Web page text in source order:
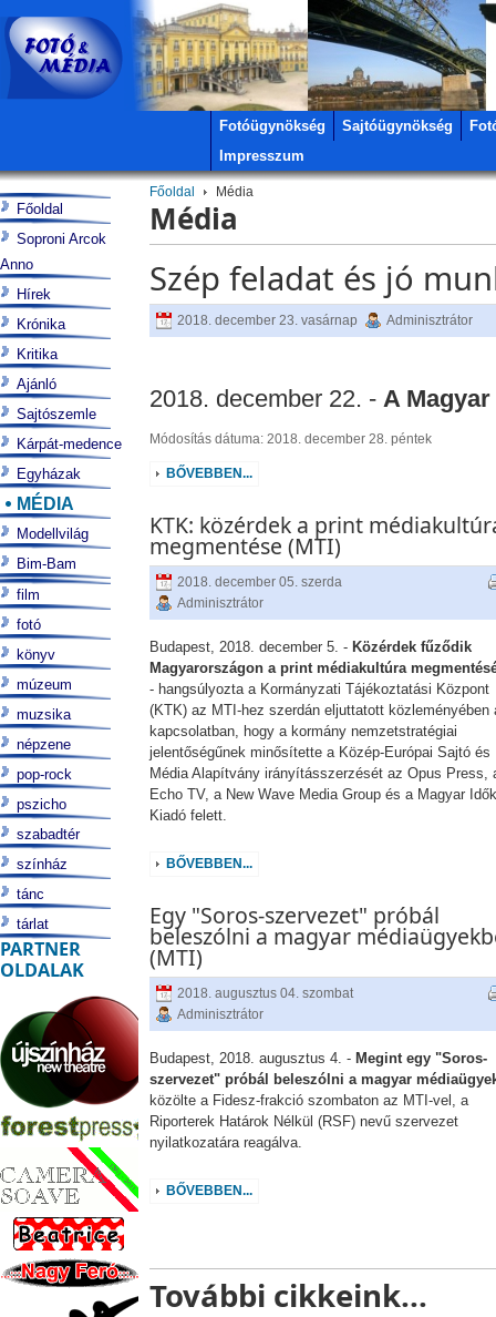
Fotóügynökség Sajtóügynökség
Impresszum
Főoldal Média
Média
Szép feladat és jó
2018. december 23. vasárnap Adminisztrátor
2018. december 22. - A
Módosítás dátuma: 2018. december 28. péntek
BŐVEBBEN...
KTK: közérdek a print
megmentése (MTI)
2018. december 05. szerda
Adminisztrátor
Budapest, 2018. december 5. - Közérdek fűződik
Magyarországon a print médiakultúra
- hangsúlyozta a Kormányzati Tájékoztatási Központ
(KTK) az MTI-hez szerdán eljuttatott közleményében
kapcsolatban, hogy a kormány nemzetstratégiai
jelentőségűnek minősítette a Közép-Európai Sajtó és
Média Alapítvány irányításszerzését az Opus Press,
Echo TV, a New Wave Media Group és a Magyar Idők
Kiadó felett.
BŐVEBBEN...
Egy "Soros-szervezet" próbál
beleszólni a magyar
(MTI)
2018. augusztus 04. szombat
Adminisztrátor
Budapest, 2018. augusztus 4. -Megint egy "Soros-
szervezet" próbál beleszólni a magyar
közölte a Fidesz-frakció szombaton az MTI-vel, a
Riporterek Határok Nélkül (RSF) nevű szervezet
nyilatkozatára reagálva.
BŐVEBBEN...
További cikkeink...
Főoldal
Soproni Arcok
Anno
Hírek
Krónika
Kritika
Ajánló
Sajtószemle
Kárpát-medence
Egyházak
MÉDIA
Modellvilág
Bim-Bam
film
fotó
könyv
múzeum
muzsika
népzene
pop-rock
pszicho
szabadtér
színház
tánc
tárlat
PARTNER
OLDALAK